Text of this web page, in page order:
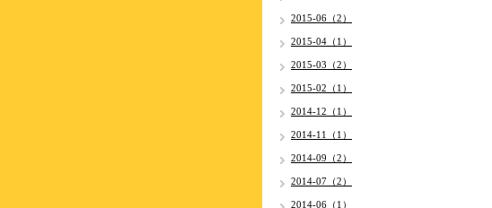
2015-06（2）
2015-04（1）
2015-03（2）
2015-02（1）
2014-12（1）
2014-11（1）
2014-09（2）
2014-07（2）
2014-06（1）